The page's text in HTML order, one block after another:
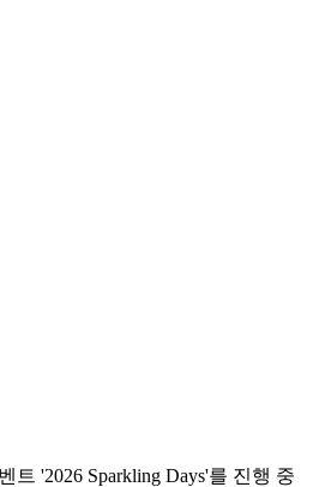
'2026 Sparkling Days'를 진행 중